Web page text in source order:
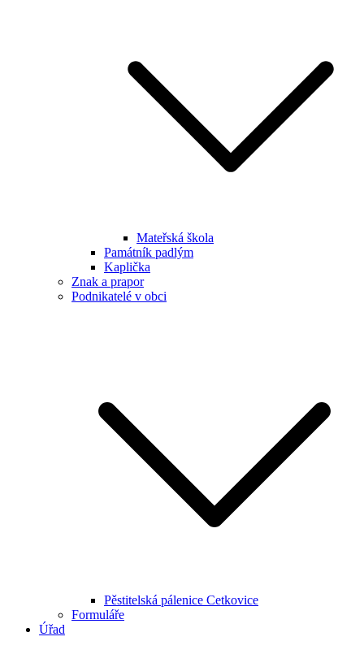
Mateřská škola
Památník padlým
Kaplička
Znak a prapor
Podnikatelé v obci
Pěstitelská pálenice Cetkovice
Formuláře
Úřad